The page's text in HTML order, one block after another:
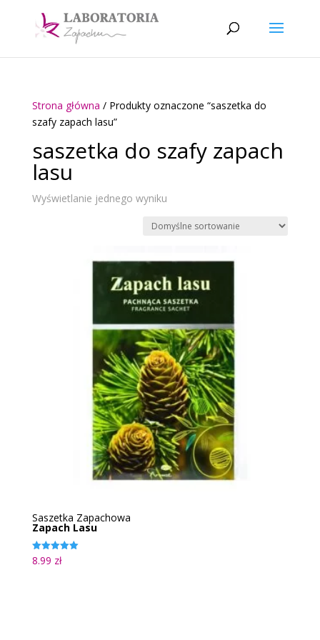
Strona główna / Produkty oznaczone “saszetka do
szafy zapach lasu”
saszetka do szafy zapach
lasu
Wyświetlanie jednego wyniku
Saszetka Zapachowa
Zapach Lasu
Oceniono
5.00
8.99 zł